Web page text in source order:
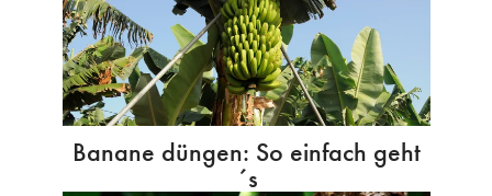
Banane düngen: So einfach geht
´s